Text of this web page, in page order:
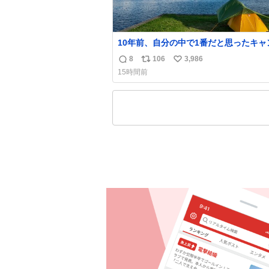
10年前、自分の中で1番だと思ったキャ
は今はもうない
返
信
数
8
リ
ポ
ス
106
い
ね
3,986
15時間前